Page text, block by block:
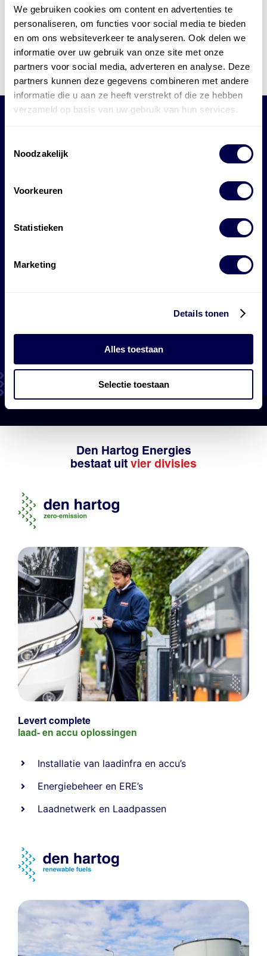
We gebruiken cookies om content en advertenties te
personaliseren, om functies voor social media te bieden
en om ons websiteverkeer te analyseren. Ook delen we
informatie over uw gebruik van onze site met onze
partners voor social media, adverteren en analyse. Deze
partners kunnen deze gegevens combineren met andere
informatie die u aan ze heeft verstrekt of die ze hebben
verzameld op basis van uw gebruik van hun services.
Noodzakelijk
Voorkeuren
Statistieken
Marketing
Details tonen
Alles toestaan
Selectie toestaan
Tank-
en
laadpas
aanvragen
Den Hartog Energies
bestaat uit vier divisies
Levert complete
laad- en accu oplossingen
Installatie van laadinfra en accu’s
Energiebeheer en ERE’s
Laadnetwerk en Laadpassen